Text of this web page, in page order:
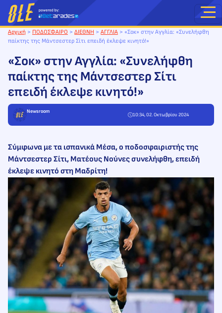
Μετάβαση
στο
περιεχόμενο
Αρχική > ΠΟΔΟΣΦΑΙΡΟ > ΔΙΕΘΝΗ > ΑΓΓΛΙΑ > «Σοκ» στην Αγγλία: «Συνελήφθη
παίκτης της Μάντσεστερ Σίτι επειδή έκλεψε κινητό!»
«Σοκ» στην Αγγλία: «Συνελήφθη
παίκτης της Μάντσεστερ Σίτι
επειδή έκλεψε κινητό!»
Newsroom
10:34, 02. Οκτωβρίου 2024
Σύμφωνα με τα ισπανικά Μέσα, ο ποδοσφαιριστής της
Μάντσεστερ Σίτι, Ματέους Νούνες συνελήφθη, επειδή
έκλεψε κινητό στη Μαδρίτη!